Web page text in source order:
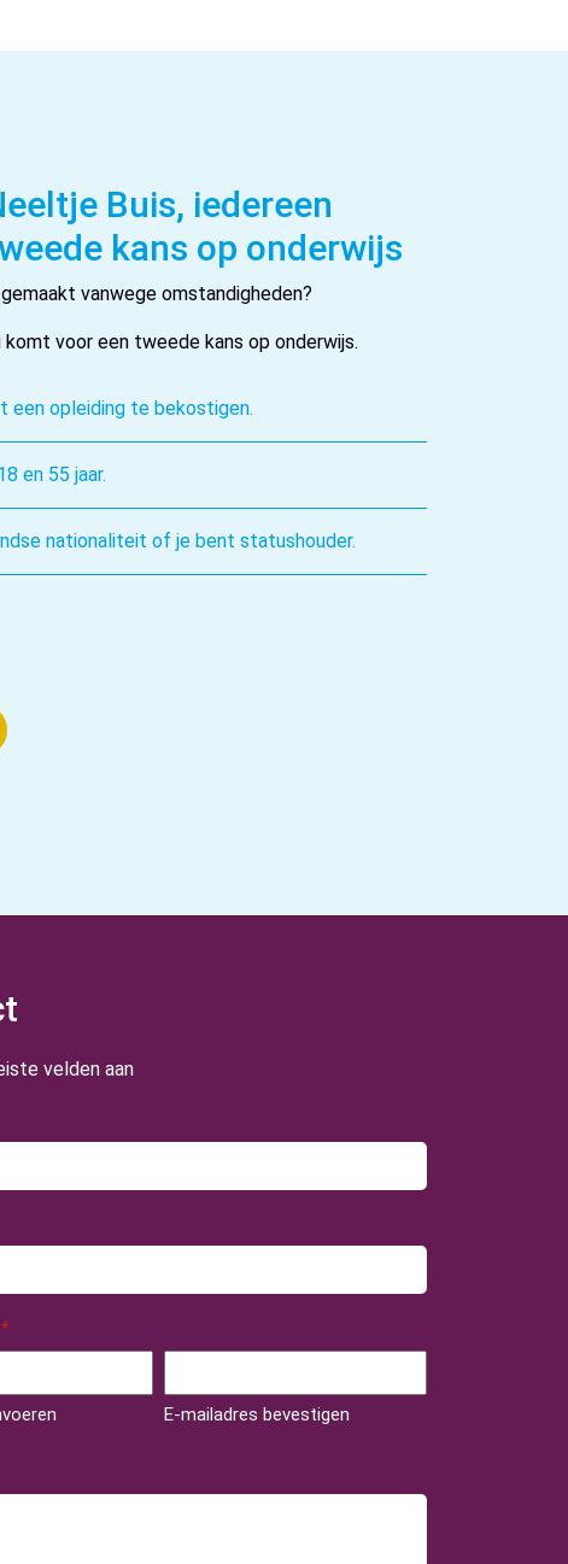
Buis, iedereen
kans op onderwijs
vanwege omstandigheden?
komt voor een tweede kans op onderwijs.
een opleiding te bekostigen.
en 55 jaar.
nationaliteit of je bent statushouder.
velden aan
*
E-mailadres bevestigen